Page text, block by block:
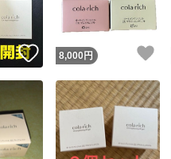
いいね！
8,000 円